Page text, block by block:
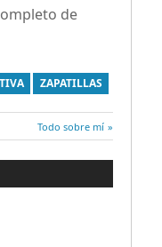
de
ZAPATILLAS
Entrada
siguiente:
Todo sobre mí